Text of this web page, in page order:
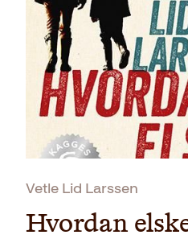
Vetle Lid Larssen
Hvordan